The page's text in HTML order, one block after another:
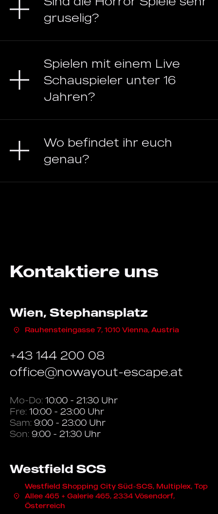
gruselig?
Spielen mit einem Live
Schauspieler unter 16
Jahren?
Wo befindet ihr euch
genau?
Kontaktiere uns
Wien, Stephansplatz
Rauhensteingasse 7, 1010 Vienna, Austria
+43 144 200 08
office@nowayout-escape.at
Mo-Do: 10:00 - 21:30 Uhr
Fre: 10:00 - 23:00 Uhr
Sam: 9:00 - 23:00 Uhr
Son: 9:00 - 21:30 Uhr
Westfield SCS
Westfield Shopping City Süd-SCS, Multiplex, Top
Allee 465 + Galerie 465, 2334 Vösendorf,
Österreich